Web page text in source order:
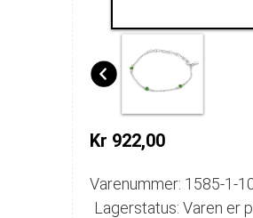
Kr 922,00
Varenummer: 1585-1-
Lagerstatus: Varen er